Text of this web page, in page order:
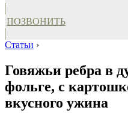
ПОЗВОНИТЬ
Статьи ›
Говяжьи ребра в
фольге, с
вкусного ужина